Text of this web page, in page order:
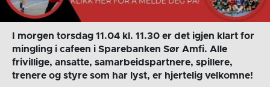
I morgen torsdag 11.04 kl. 11.30 er det igjen klart for
mingling i cafeen i Sparebanken Sør Amfi. Alle
frivillige, ansatte, samarbeidspartnere, spillere,
trenere og styre som har lyst, er hjertelig velkomne!